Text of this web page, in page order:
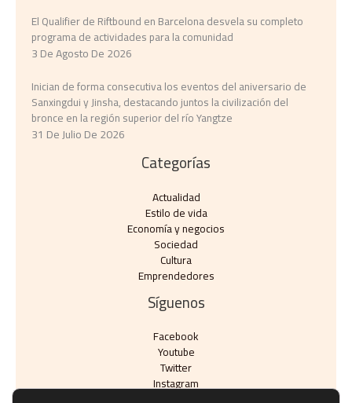
El Qualifier de Riftbound en Barcelona desvela su completo
programa de actividades para la comunidad
3 De Agosto De 2026
Inician de forma consecutiva los eventos del aniversario de
Sanxingdui y Jinsha, destacando juntos la civilización del
bronce en la región superior del río Yangtze
31 De Julio De 2026
Categorías
Actualidad
Estilo de vida
Economía y negocios​
Sociedad
Cultura
Emprendedores
Síguenos
Facebook
Youtube
Twitter
Instagram